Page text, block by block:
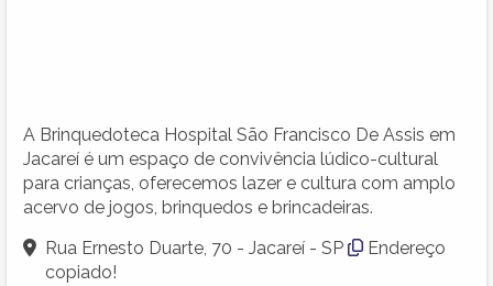
A Brinquedoteca Hospital São Francisco De Assis em
Jacareí é um espaço de convivência lúdico-cultural
para crianças, oferecemos lazer e cultura com amplo
acervo de jogos, brinquedos e brincadeiras.
Rua Ernesto Duarte, 70 - Jacareí - SP
Endereço
copiado!